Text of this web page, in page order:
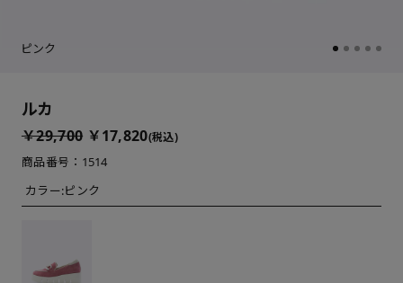
ピンク
ルカ
￥29,700 ￥17,820(税込)
商品番号：1514
カラー:ピンク